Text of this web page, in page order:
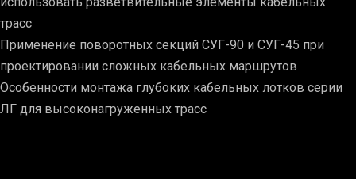
трасс
Применение поворотных секций СУГ-90 и СУГ-45 при
проектировании сложных кабельных маршрутов
Особенности монтажа глубоких кабельных лотков серии
ЛГ для высоконагруженных трасс